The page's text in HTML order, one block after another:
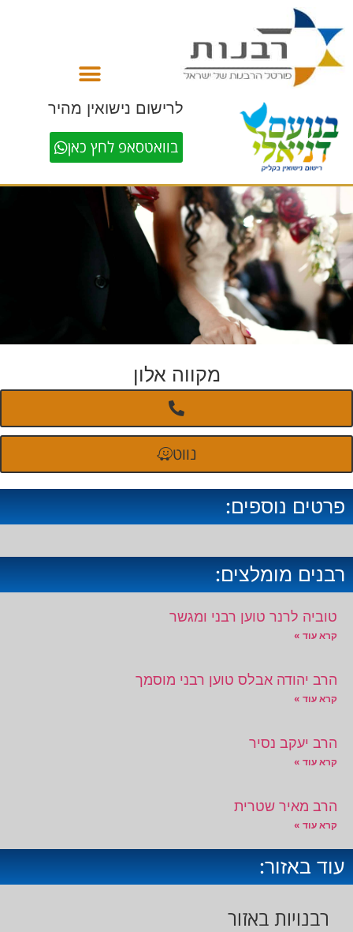
לרישום נישואין מהיר
בוואטסאפ לחץ כאן
מקווה אלון
נווט
פרטים נוספים:
רבנים מומלצים:
טוביה לרנר טוען רבני ומגשר
קרא עוד »
הרב יהודה אבלס טוען רבני מוסמך
קרא עוד »
הרב יעקב נסיר
קרא עוד »
הרב מאיר שטרית
קרא עוד »
עוד באזור:
רבנויות באזור